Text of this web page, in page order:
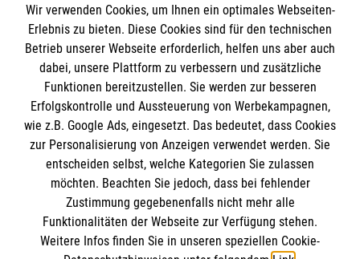
Informationen
Impressum
Datenschutz
Kontakt
​​​​​​​Barrierefreiheit
Die Malteser
Malteser in Deutschland
Malteserorden
Sharepoint
Spendenkonto
Wir verwenden Cookies, um Ihnen ein optimales Webseiten-
Erlebnis zu bieten. Diese Cookies sind für den technischen
Betrieb unserer Webseite erforderlich, helfen uns aber auch
dabei, unsere Plattform zu verbessern und zusätzliche
Funktionen bereitzustellen. Sie werden zur besseren
Erfolgskontrolle und Aussteuerung von Werbekampagnen,
wie z.B. Google Ads, eingesetzt. Das bedeutet, dass Cookies
zur Personalisierung von Anzeigen verwendet werden. Sie
entscheiden selbst, welche Kategorien Sie zulassen
möchten. Beachten Sie jedoch, dass bei fehlender
Zustimmung gegebenenfalls nicht mehr alle
Funktionalitäten der Webseite zur Verfügung stehen.
Weitere Infos finden Sie in unseren speziellen Cookie-